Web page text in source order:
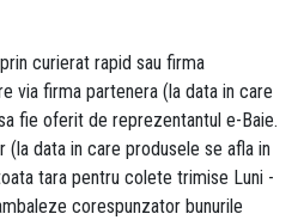
curierat rapid sau firma
via firma partenera (la data in care
fie oferit de reprezentantul e-Baie.
(la data in care produsele se afla in
tara pentru colete trimise Luni -
corespunzator bunurile